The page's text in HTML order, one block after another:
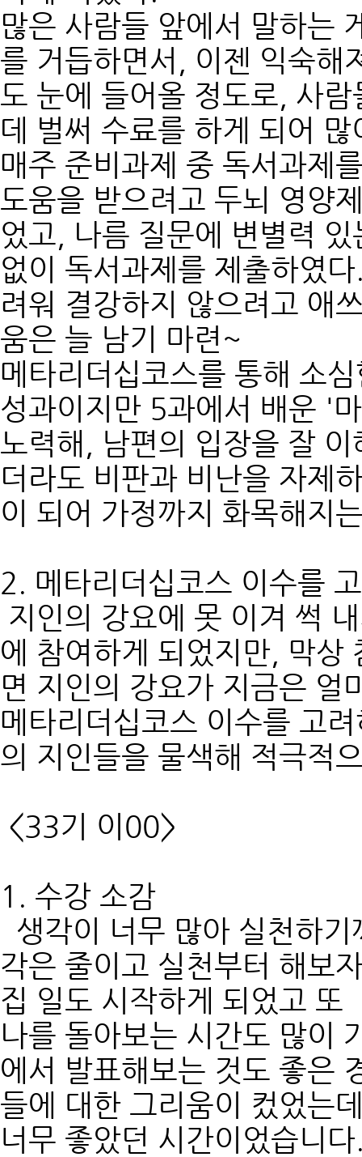
많은 사람들 앞에서 말하는
를 거듭하면서, 이젠 익숙해
도 눈에 들어올 정도로, 사
데 벌써 수료를 하게 되어 많
매주 준비과제 중 독서과제
도움을 받으려고 두뇌 영양
었고, 나름 질문에 변별력
없이 독서과제를 제출하였
려워 결강하지 않으려고 애
움은 늘 남기 마련~
메타리더십코스를 통해 소
성과이지만 5과에서 배운 '
노력해, 남편의 입장을 잘
더라도 비판과 비난을 자제
이 되어 가정까지 화목해지
2. 메타리더십코스 이수를
지인의 강요에 못 이겨 썩
에 참여하게 되었지만, 막상
면 지인의 강요가 지금은 얼
메타리더십코스 이수를 고
의 지인들을 물색해 적극적
<33기 이00>
1. 수강 소감
생각이 너무 많아 실천하
각은 줄이고 실천부터 해보
집 일도 시작하게 되었고
나를 돌아보는 시간도 많이
에서 발표해보는 것도 좋은
들에 대한 그리움이 컸었는
너무 좋았던 시간이었습니